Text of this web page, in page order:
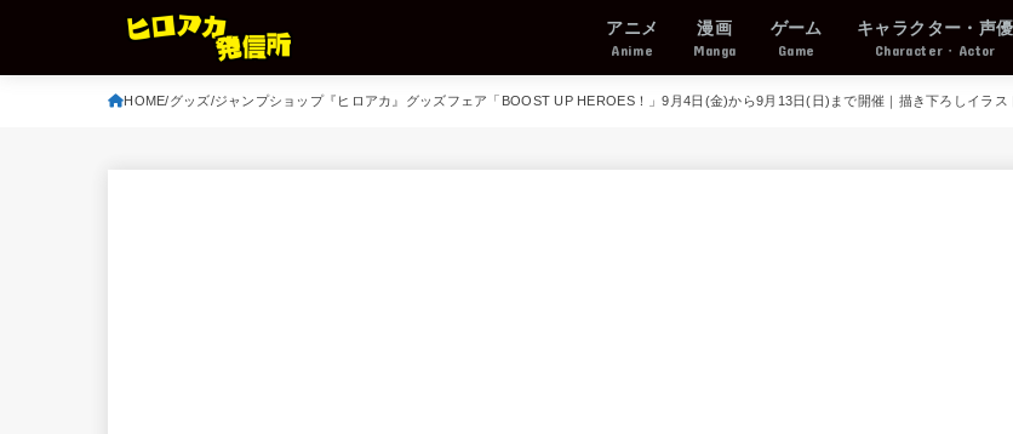
アニメ
Anime
漫画
Manga
ゲーム
Game
キャラクター・声優
Character・Actor
HOME グッズ ジャンプショップ『ヒロアカ』グッズフェア「BOOST UP HEROES！」9月4日(金)から9月13日(日)まで開催｜描き下ろしイラス